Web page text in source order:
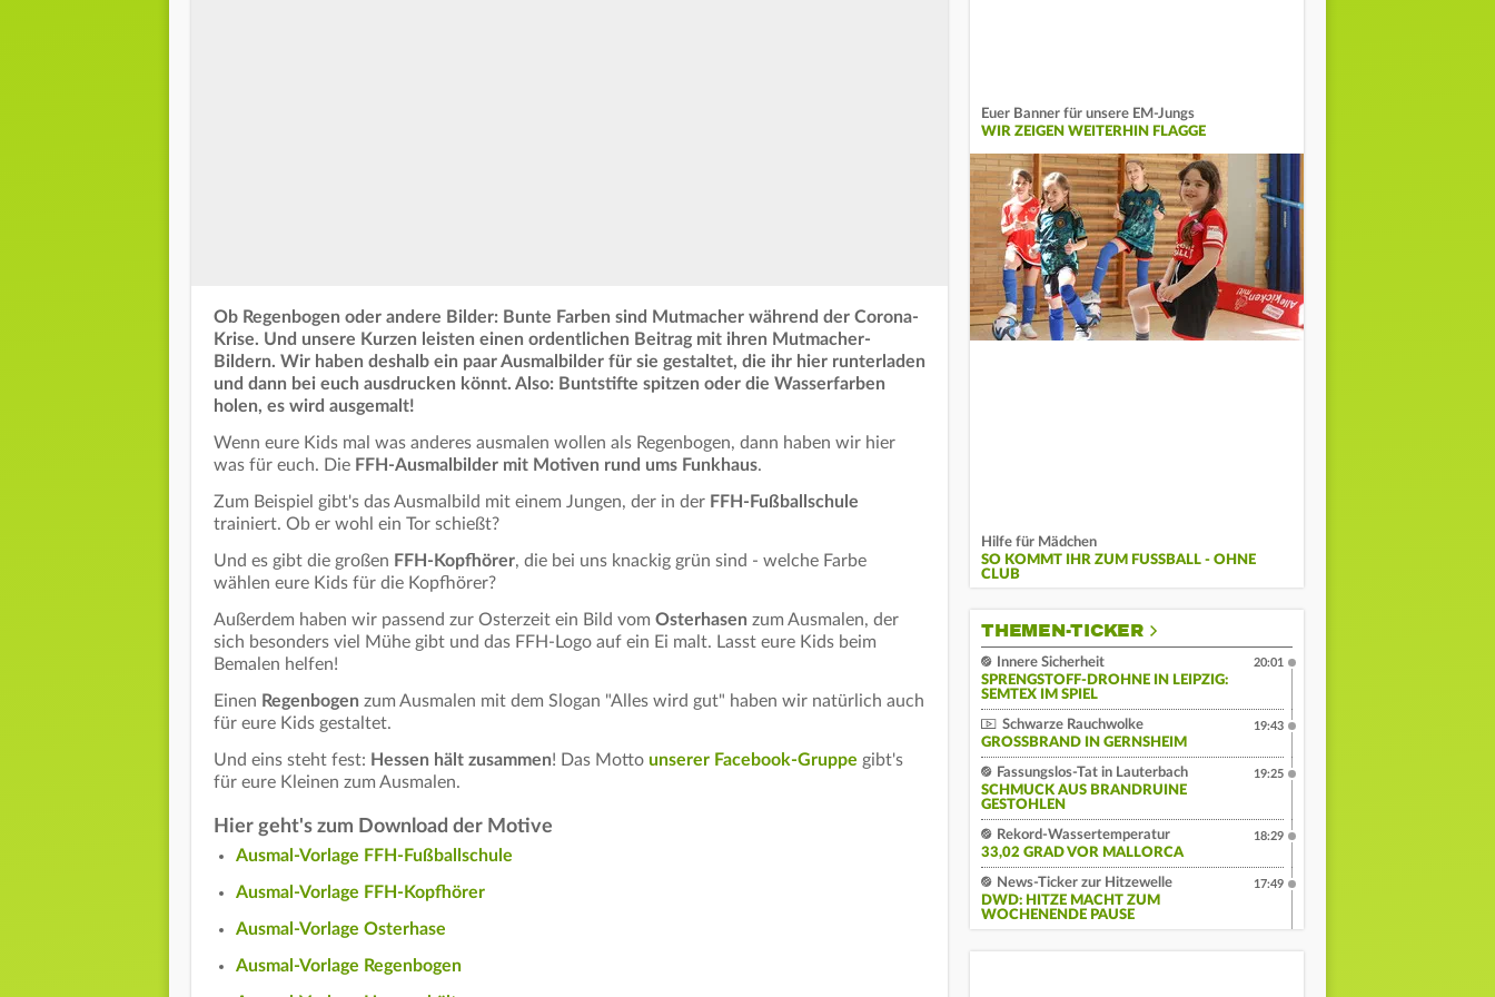
Ob Regenbogen oder andere Bilder: Bunte Farben sind Mutmacher während der Corona-
Krise. Und unsere Kurzen leisten einen ordentlichen Beitrag mit ihren Mutmacher-
Bildern. Wir haben deshalb ein paar Ausmalbilder für sie gestaltet, die ihr hier runterladen
und dann bei euch ausdrucken könnt. Also: Buntstifte spitzen oder die Wasserfarben
holen, es wird ausgemalt!
Wenn eure Kids mal was anderes ausmalen wollen als Regenbogen, dann haben wir hier
was für euch. Die FFH-Ausmalbilder mit Motiven rund ums Funkhaus.
Zum Beispiel gibt's das Ausmalbild mit einem Jungen, der in der FFH-Fußballschule
trainiert. Ob er wohl ein Tor schießt?
Und es gibt die großen FFH-Kopfhörer, die bei uns knackig grün sind - welche Farbe
wählen eure Kids für die Kopfhörer?
Außerdem haben wir passend zur Osterzeit ein Bild vom Osterhasen zum Ausmalen, der
sich besonders viel Mühe gibt und das FFH-Logo auf ein Ei malt. Lasst eure Kids beim
Bemalen helfen!
Einen Regenbogen zum Ausmalen mit dem Slogan "Alles wird gut" haben wir natürlich auch
für eure Kids gestaltet.
Und eins steht fest: Hessen hält zusammen! Das Motto unserer Facebook-Gruppe gibt's
für eure Kleinen zum Ausmalen.
Hier geht's zum Download der Motive
Ausmal-Vorlage FFH-Fußballschule
Ausmal-Vorlage FFH-Kopfhörer
Ausmal-Vorlage Osterhase
Ausmal-Vorlage Regenbogen
Euer Banner für unsere EM-Jungs
WIR ZEIGEN WEITERHIN FLAGGE
Hilfe für Mädchen
SO KOMMT IHR ZUM FUSSBALL - OHNE C
LUB
THEMEN-TICKER
Innere Sicherheit
SPRENGSTOFF-DROHNE IN LEIPZIG:
SEMTEX IM SPIEL
20:01
Schwarze Rauchwolke
GROSSBRAND IN GERNSHEIM
19:43
Fassungslos-Tat in Lauterbach
SCHMUCK AUS BRANDRUINE
GESTOHLEN
19:25
Rekord-Wassertemperatur
33,02 GRAD VOR MALLORCA
18:29
News-Ticker zur Hitzewelle
DWD: HITZE MACHT ZUM
WOCHENENDE PAUSE
17:49